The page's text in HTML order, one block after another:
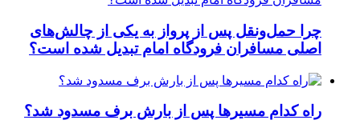
چرا حمل‌ونقل پس از پرواز به یکی از چالش‌های
اصلی مسافران فرودگاه امام تبدیل شده است؟
راه کدام مسیرها پس از بارش برف مسدود شد؟